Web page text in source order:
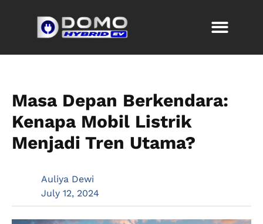
Masa Depan Berkendara:
Kenapa Mobil Listrik
Menjadi Tren Utama?
Auliya Dewi
July 12, 2024